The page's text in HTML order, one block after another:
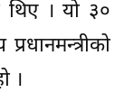
थिए । यो ३०
।